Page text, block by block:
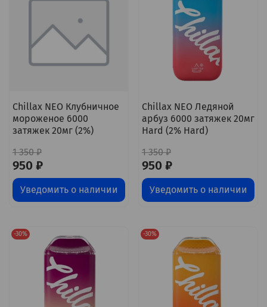
Chillax NEO Клубничное
мороженое 6000
затяжек 20мг (2%)
1 350 ₽
950 ₽
Уведомить о наличии
Chillax NEO Ледяной
арбуз 6000 затяжек 20мг
Hard (2% Hard)
1 350 ₽
950 ₽
Уведомить о наличии
-30% -30%